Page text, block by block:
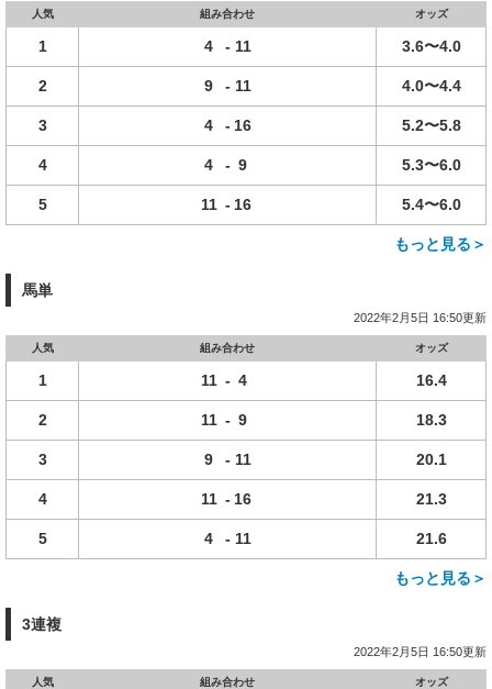
人気 組み合わせ オッズ
1 4 - 11 3.6〜4.0
2 9 - 11 4.0〜4.4
3 4 - 16 5.2〜5.8
4 4 - 9 5.3〜6.0
5 11 - 16 5.4〜6.0
もっと見る＞
馬単
2022年2月5日 16:50更新
人気 組み合わせ オッズ
1 11 - 4 16.4
2 11 - 9 18.3
3 9 - 11 20.1
4 11 - 16 21.3
5 4 - 11 21.6
もっと見る＞
3連複
2022年2月5日 16:50更新
人気 組み合わせ オッズ